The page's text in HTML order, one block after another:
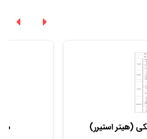
(هیتر استیرر)